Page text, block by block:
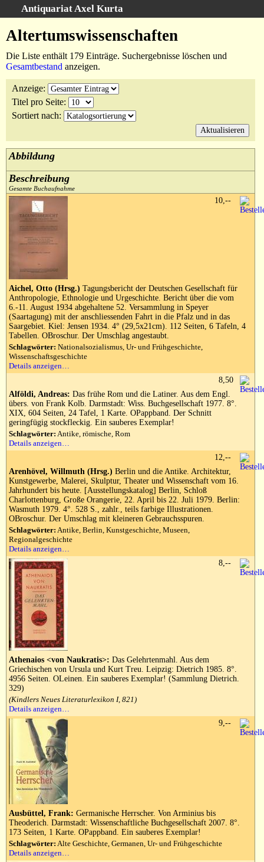
Antiquariat Axel Kurta
Suche
Sachgebiete
Schlagwörter
Kataloge
Warenkorb
Geschäftschronik
Altertumswissenschaften
Die Liste enthält 179 Einträge. Suchergebnisse löschen und
Gesamtbestand anzeigen.
Anzeige:
Titel pro Seite:
Sortiert nach:
Abbildung
Beschreibung
Gesamte Buchaufnahme
Aichel, Otto (Hrsg.) Tagungsbericht der Deutschen Gesellschaft für
Anthropologie, Ethnologie und Urgeschichte. Bericht über die vom
6.-11. August 1934 abgehaltene 52. Versammlung in Speyer
(Saartagung) mit der anschliessenden Fahrt in die Pfalz und in das
Saargebiet. Kiel: Jensen 1934. 4° (29,5x21cm). 112 Seiten, 6 Tafeln, 4
Tabellen. OBroschur. Der Umschlag angestaubt.
Schlagwörter: Nationalsozialismus, Ur- und Frühgeschichte,
Wissenschaftsgeschichte
Details anzeigen…
10,--
Alföldi, Andreas: Das frühe Rom und die Latiner. Aus dem Engl.
übers. von Frank Kolb. Darmstadt: Wiss. Buchgesellschaft 1977. 8°.
XIX, 604 Seiten, 24 Tafel, 1 Karte. OPappband. Der Schnitt
geringfügig stockfleckig. Ein sauberes Exemplar!
Schlagwörter: Antike, römische, Rom
Details anzeigen…
8,50
Arenhövel, Willmuth (Hrsg.) Berlin und die Antike. Architektur,
Kunstgewerbe, Malerei, Skulptur, Theater und Wissenschaft vom 16.
Jahrhundert bis heute. [Ausstellungskatalog] Berlin, Schloß
Charlottenburg, Große Orangerie, 22. April bis 22. Juli 1979. Berlin:
Wasmuth 1979. 4°. 528 S., zahlr., teils farbige Illustrationen.
OBroschur. Der Umschlag mit kleineren Gebrauchsspuren.
Schlagwörter: Antike, Berlin, Kunstgeschichte, Museen,
Regionalgeschichte
Details anzeigen…
12,--
Athenaios <von Naukratis>: Das Gelehrtenmahl. Aus dem
Griechischen von Ursula und Kurt Treu. Leipzig: Dietrich 1985. 8°.
4956 Seiten. OLeinen. Ein sauberes Exemplar! (Sammlung Dietrich.
329)
(Kindlers Neues Literaturlexikon I, 821)
Details anzeigen…
8,--
Ausbüttel, Frank: Germanische Herrscher. Von Arminius bis
Theoderich. Darmstadt: Wissenschaftliche Buchgesellschaft 2007. 8°.
173 Seiten, 1 Karte. OPappband. Ein sauberes Exemplar!
Schlagwörter: Alte Geschichte, Germanen, Ur- und Frühgeschichte
Details anzeigen…
9,--